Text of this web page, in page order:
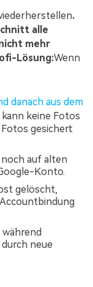
.
alle
mehr
Lösung:Wenn
danach aus dem
keine Fotos
gesichert
auf alten
Konto.
gelöscht,
neue